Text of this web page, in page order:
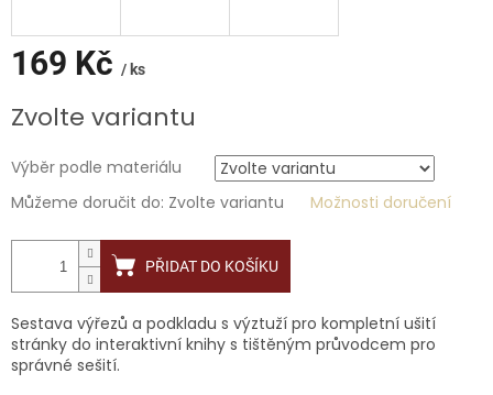
169 Kč / ks
cena:
Zvolte variantu
Výběr podle materiálu
Můžeme doručit do: Zvolte variantu Možnosti doručení
PŘIDAT DO KOŠÍKU
Sestava výřezů a podkladu s výztuží pro kompletní ušití
stránky do interaktivní knihy s tištěným průvodcem pro
správné sešití.